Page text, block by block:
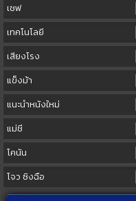
เชฟ
เทคโนโลยี
เสียงโรง
แข็งม้า
แนะนำหนังใหม่
แม่ชี
โคนัน
โจว ซิงฉือ